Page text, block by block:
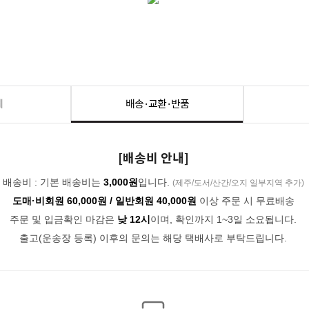
배송·교환·반품
[배송비 안내]
배송비 : 기본 배송비는 3,000원 입니다. (제주/도서/산간/오지 일부지역 추가)
도매·비회원 60,000원 / 일반회원 40,000원 이상 주문 시 무료배송
주문 및 입금확인 마감은 낮 12시 이며, 확인까지 1~3일 소요됩니다.
출고(운송장 등록) 이후의 문의는 해당 택배사로 부탁드립니다.